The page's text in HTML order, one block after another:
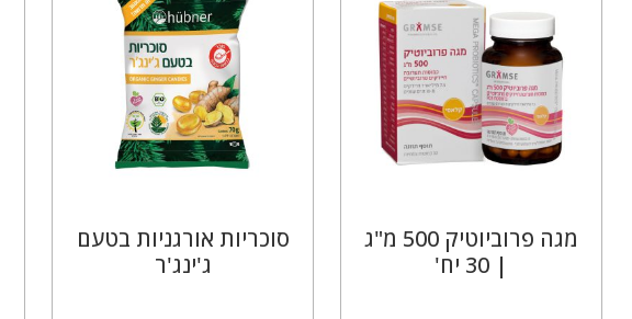
מגה פרוביוטיק 500 מ"ג
| 30 יח'
סוכריות אורגניות בטעם
ג'ינג'ר